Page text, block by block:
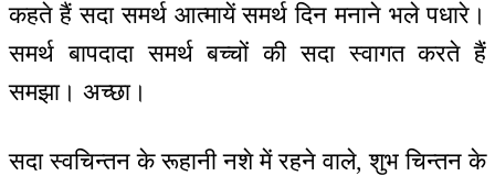
कहते हैं सदा समर्थ आत्मायें समर्थ दिन मनाने भले पधारे।
समर्थ बापदादा समर्थ बच्चों की सदा स्वागत करते हैं
समझा। अच्छा।
सदा स्वचिन्तन के रूहानी नशे में रहने वाले, शुभ चिन्तन के